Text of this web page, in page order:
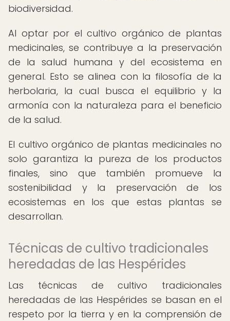
biodiversidad.
Al optar por el cultivo orgánico de plantas
medicinales, se contribuye a la preservación
de la salud humana y del ecosistema en
general. Esto se alinea con la filosofía de la
herbolaria, la cual busca el equilibrio y la
armonía con la naturaleza para el beneficio
de la salud.
El cultivo orgánico de plantas medicinales no
solo garantiza la pureza de los productos
finales, sino que también promueve la
sostenibilidad y la preservación de los
ecosistemas en los que estas plantas se
desarrollan.
Técnicas de cultivo tradicionales
heredadas de las Hespérides
Las técnicas de cultivo tradicionales
heredadas de las Hespérides se basan en el
respeto por la tierra y en la comprensión de